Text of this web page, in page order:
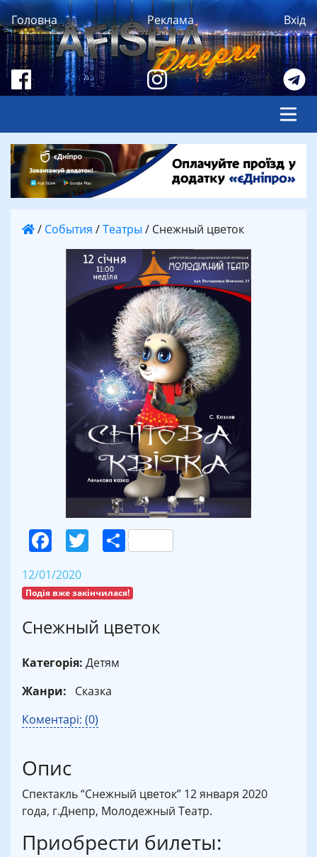
Головна Реклама Вхід
/ События /Театры / Снежный цветок
Facebook
Twitter
Поділитися
12/01/2020
Подія вже закінчилася!
Снежный цветок
Категорія: Детям
Жанри:
Сказка
Коментарі: (0)
Опис
Спектакль “Снежный цветок” 12 января 2020
года, г.Днепр, Молодежный Театр.
Приобрести билеты: